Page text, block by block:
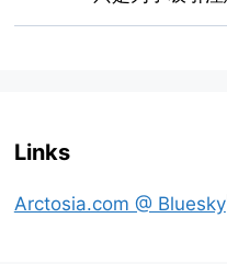
Links
Arctosia.com @ Bluesky